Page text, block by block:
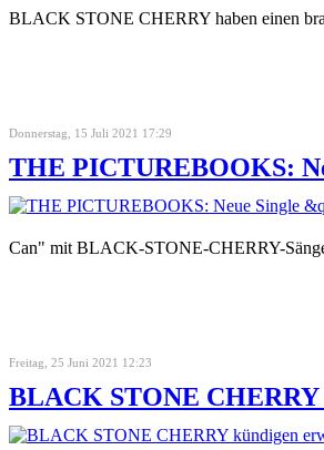
BLACK STONE CHERRY haben einen
Donnerstag, 15 Juli 2021 17:29
THE PICTUREBOOKS:
Can" mit BLACK-STONE-CHERRY-
Freitag, 25 Juni 2021 12:23
BLACK STONE